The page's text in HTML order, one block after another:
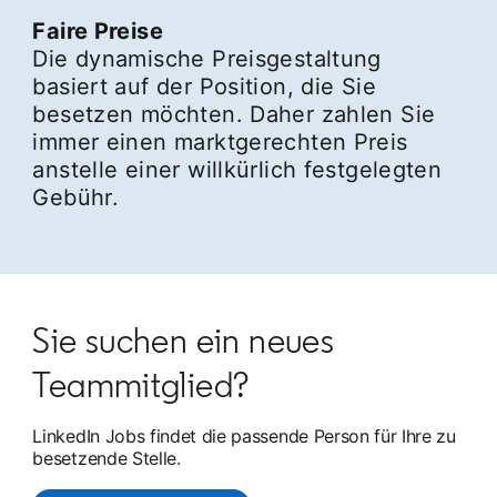
Faire Preise
Die dynamische Preisgestaltung
basiert auf der Position, die Sie
besetzen möchten. Daher zahlen Sie
immer einen marktgerechten Preis
anstelle einer willkürlich festgelegten
Gebühr.
Sie suchen ein neues
Teammitglied?
LinkedIn Jobs findet die passende Person für Ihre zu
besetzende Stelle.